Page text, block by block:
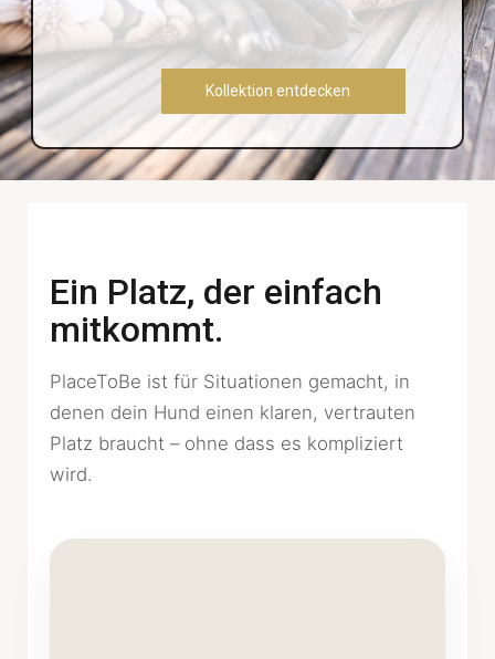
Kollektion entdecken
Ein Platz, der einfach
mitkommt.
PlaceToBe ist für Situationen gemacht, in
denen dein Hund einen klaren, vertrauten
Platz braucht – ohne dass es kompliziert
wird.